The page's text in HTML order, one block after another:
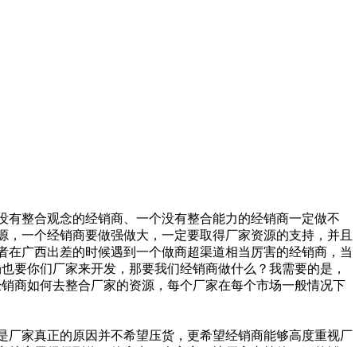
整合观念的经销商、一个没有整合能力的经销商一定做不
一个经销商要做强做大，一定要取得厂家资源的支持，并且
广西出差的时候遇到一个做商超渠道相当厉害的经销商，当
要你们厂家来开发，那要我们经销商做什么？我需要的是，
商如何去整合厂家的资源，每个厂家在每个市场一般情况下
家真正的原因并不希望压货，更希望经销商能够高度重视厂